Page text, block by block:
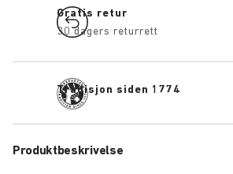
Gratis retur
30 dagers returrett
Tradisjon siden 1774
Produktbeskrivelse